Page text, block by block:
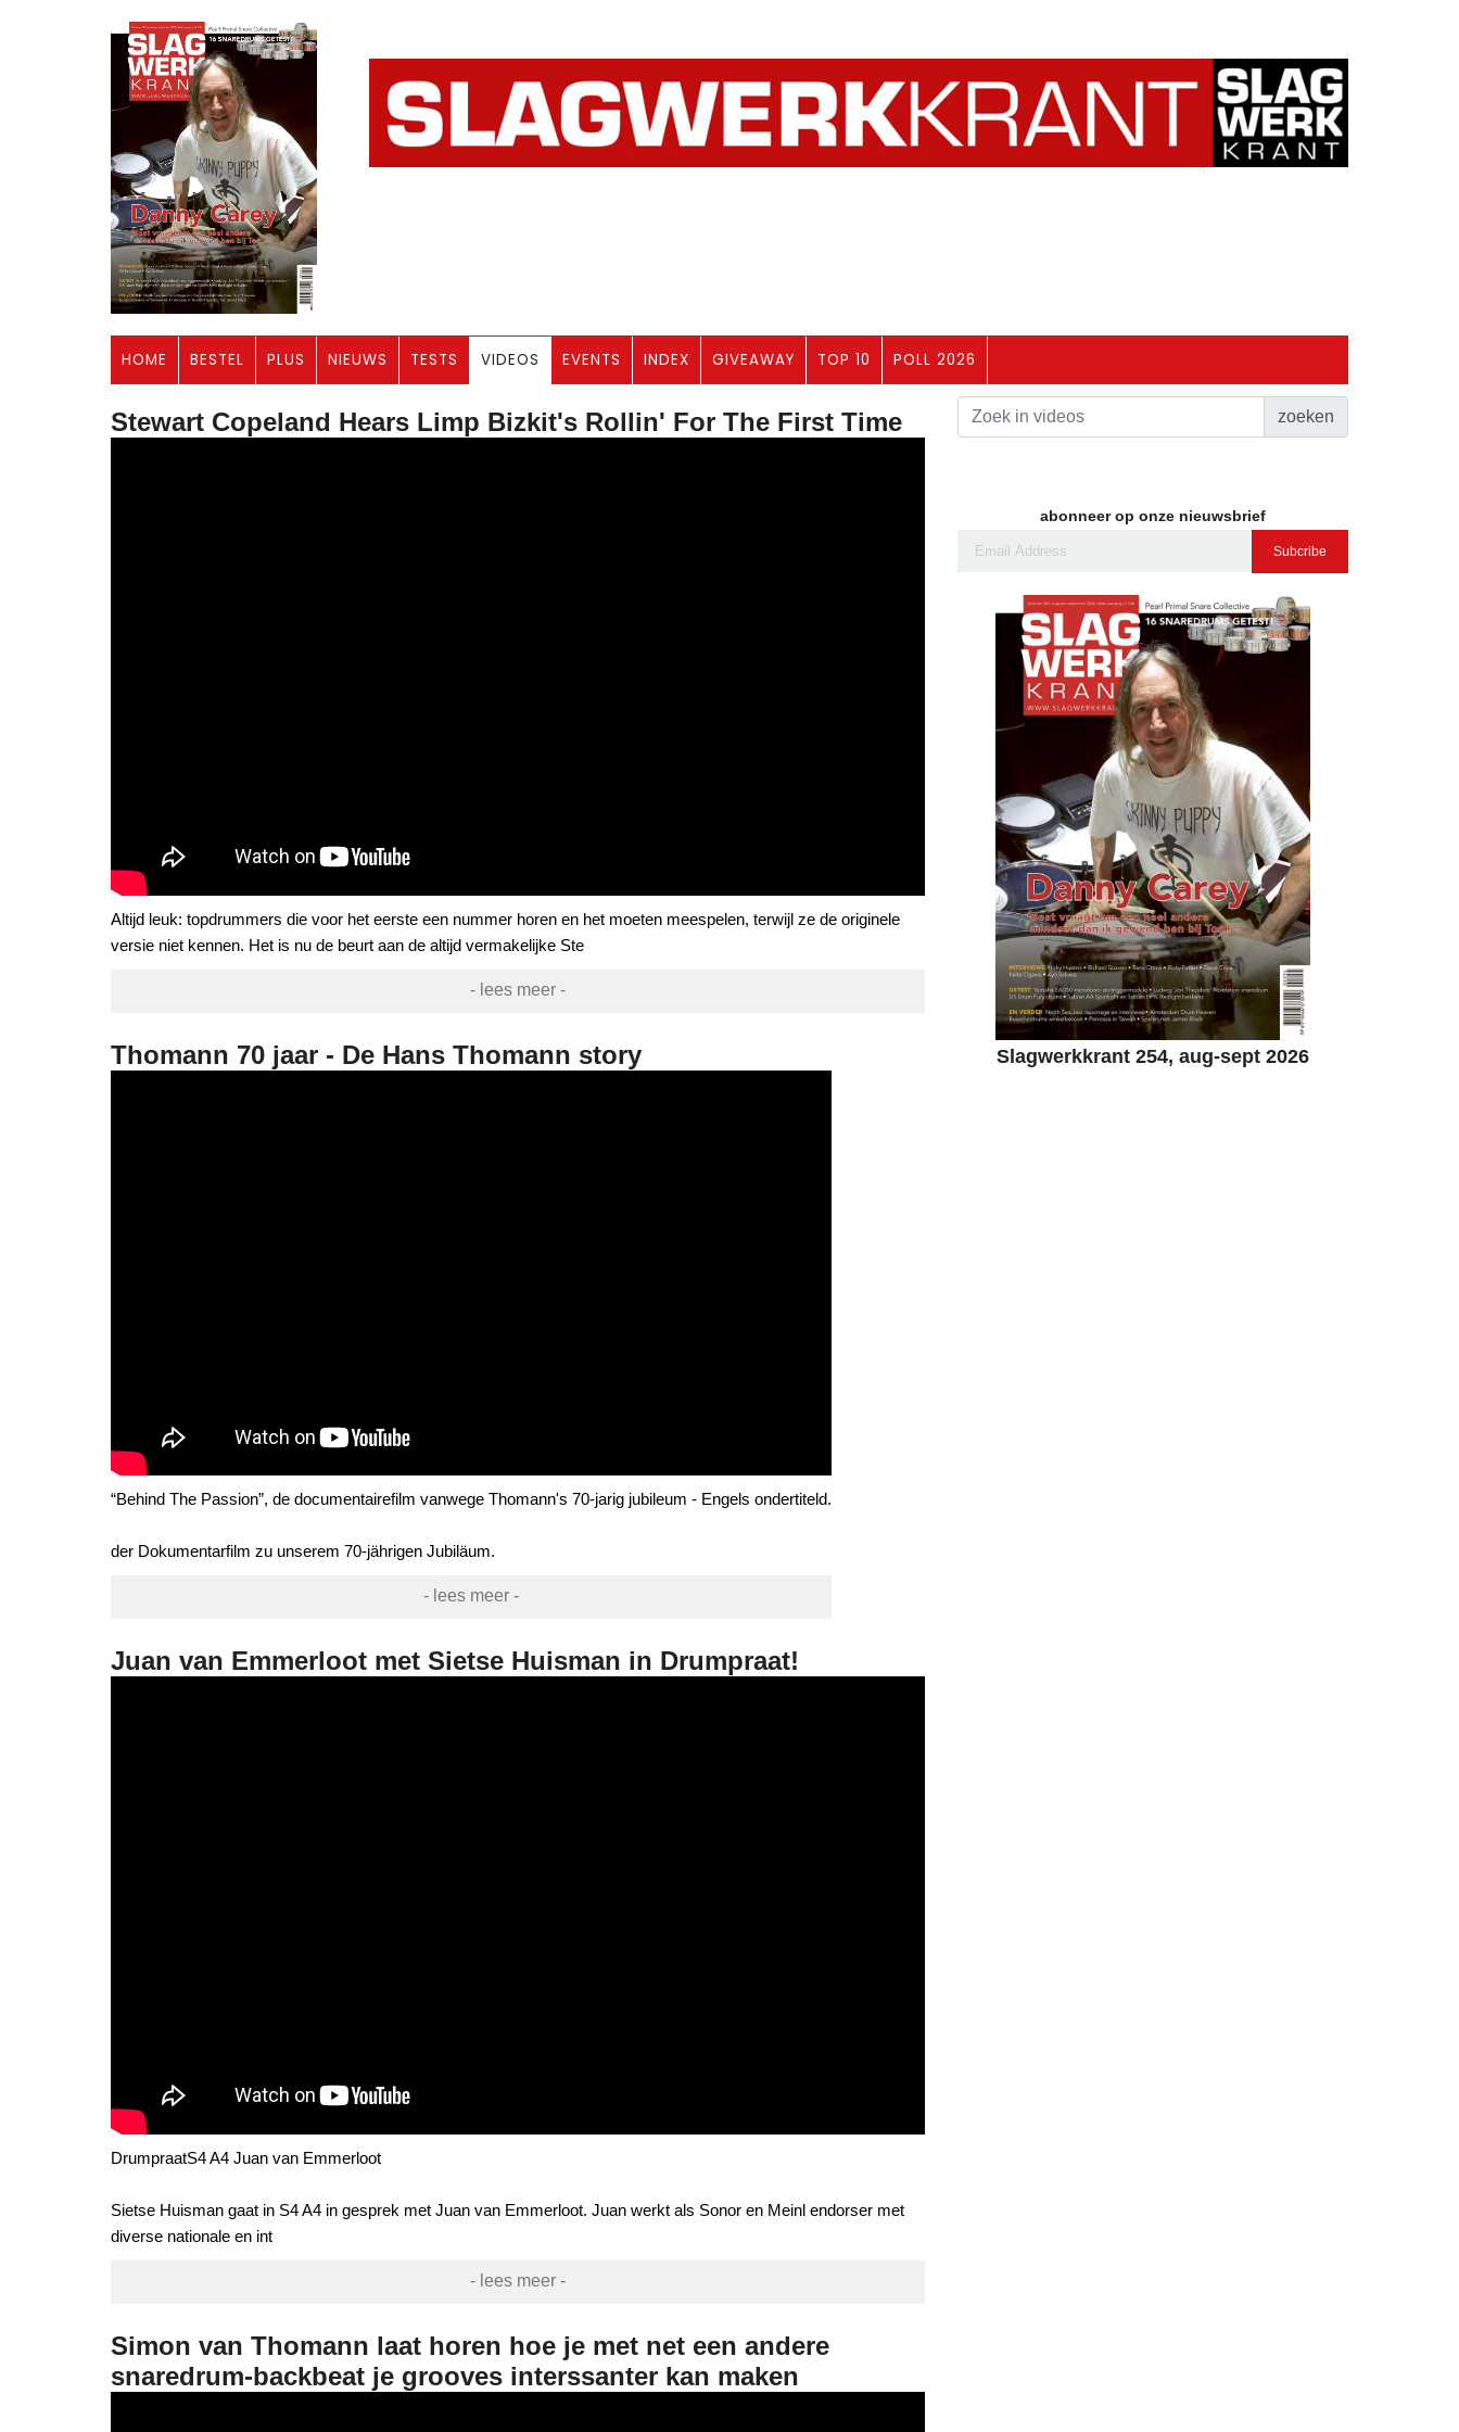
HOME BESTEL PLUS NIEUWS TESTS VIDEOS EVENTS INDEX GIVEAWAY TOP 10 POLL 2026
Stewart Copeland Hears Limp Bizkit's Rollin' For The First Time
Altijd leuk: topdrummers die voor het eerste een nummer horen en het moeten meespelen, terwijl ze de originele
versie niet kennen. Het is nu de beurt aan de altijd vermakelijke Ste
- lees meer -
Thomann 70 jaar - De Hans Thomann story
“Behind The Passion”, de documentairefilm vanwege Thomann's 70-jarig jubileum - Engels ondertiteld.
der Dokumentarfilm zu unserem 70-jährigen Jubiläum.
- lees meer -
Juan van Emmerloot met Sietse Huisman in Drumpraat!
DrumpraatS4 A4 Juan van Emmerloot
Sietse Huisman gaat in S4 A4 in gesprek met Juan van Emmerloot. Juan werkt als Sonor en Meinl endorser met
diverse nationale en int
- lees meer -
Simon van Thomann laat horen hoe je met net een andere
snaredrum-backbeat je grooves interssanter kan maken
zoeken
abonneer op onze nieuwsbrief
Subcribe
Slagwerkkrant 254, aug-sept 2026